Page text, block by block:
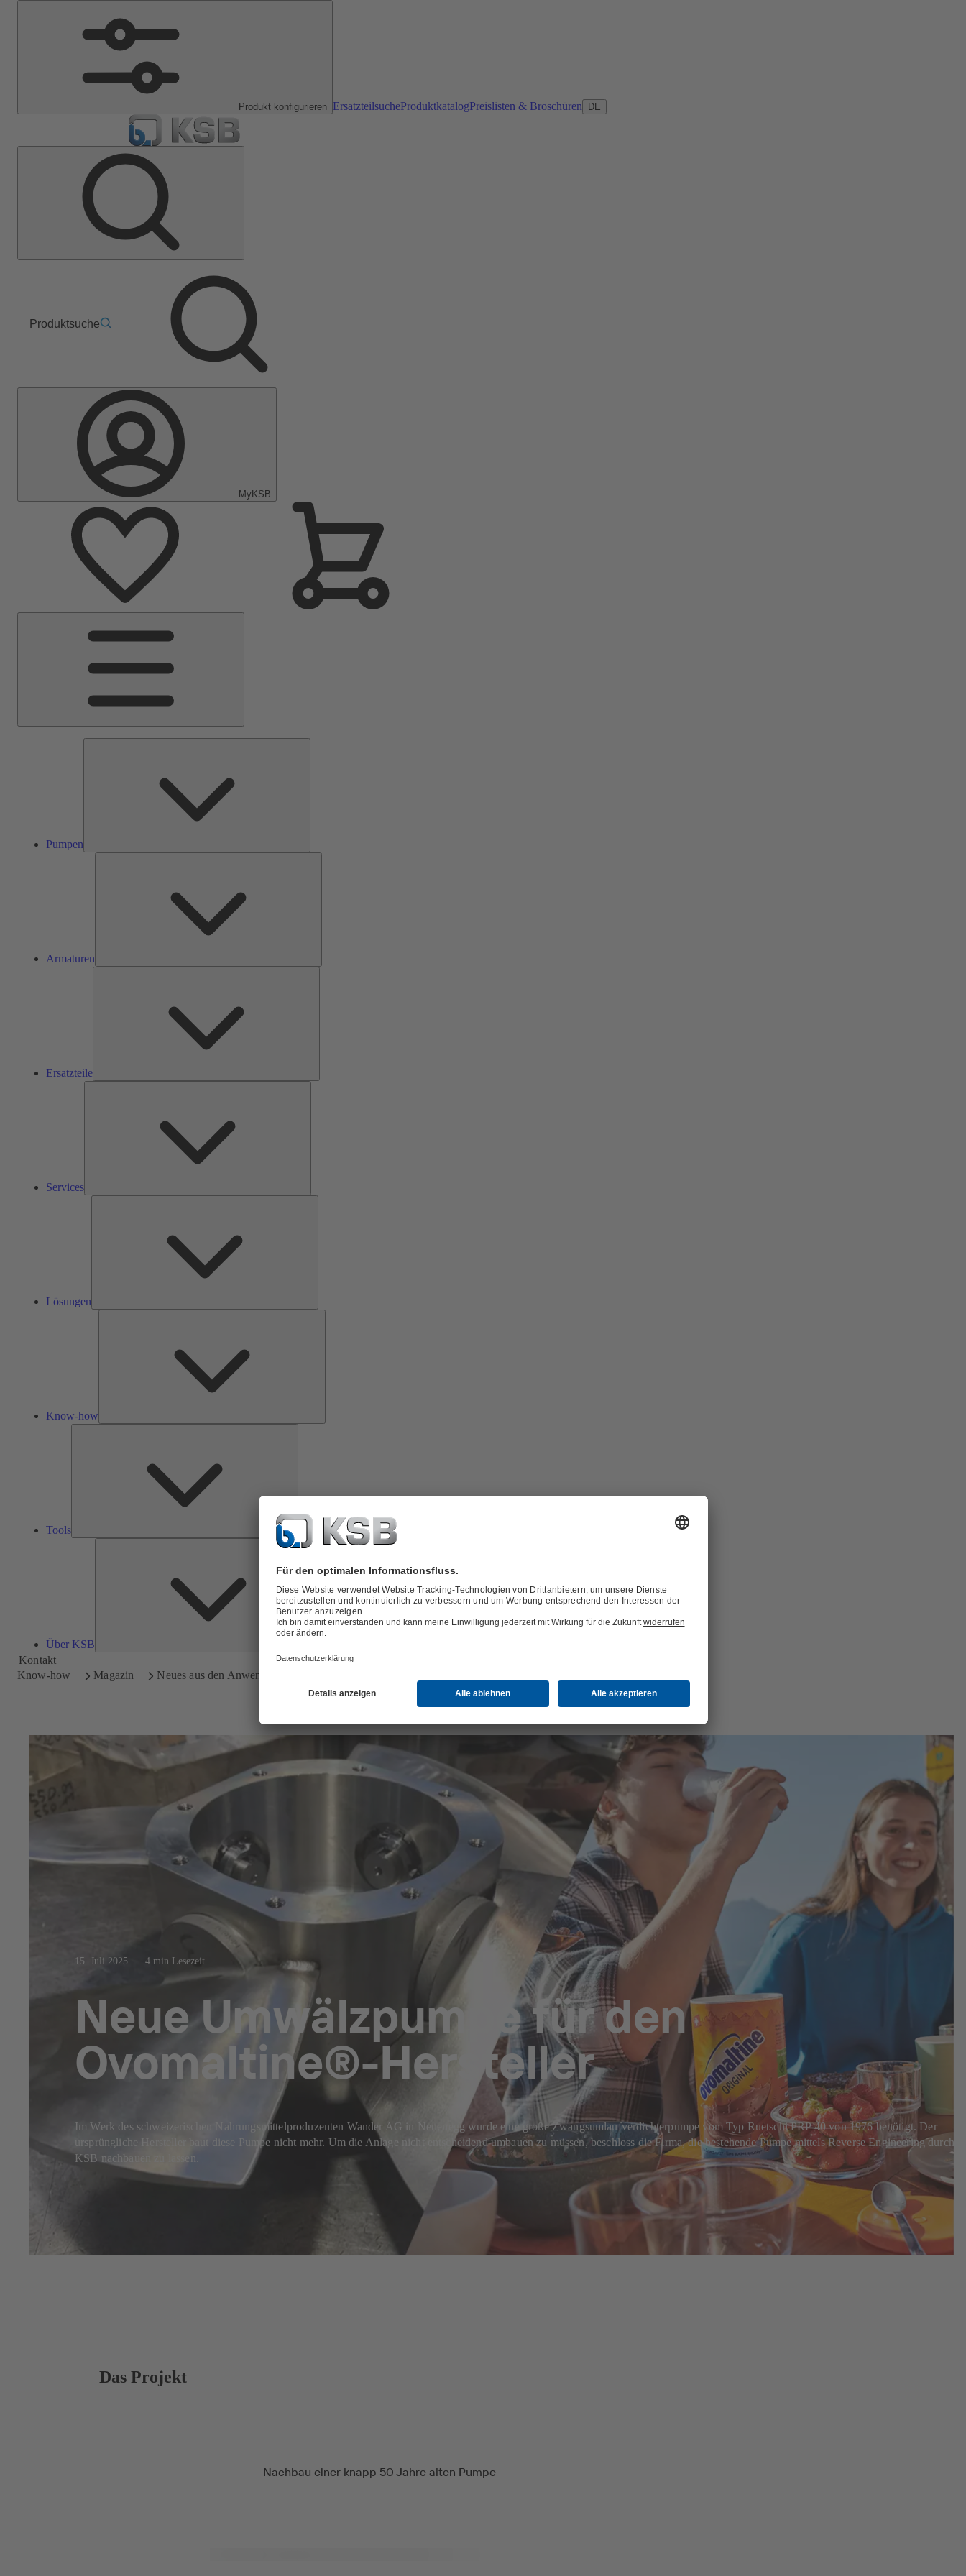
Produkt konfigurieren ErsatzteilsucheProduktkatalogPreislisten & Broschüren DE
Produktsuche
MyKSB
Pumpen
Armaturen
Ersatzteile
Services
Lösungen
Know-how
Tools
Über KSB
Über
Kontakt
Know-how
Magazin Neues aus den Anwendungen
15. Juli 2025 4 min Lesezeit
Neue Umwälzpumpe für den
Ovomaltine®-Hersteller
Im Werk des schweizerischen Nahrungsmittelproduzenten Wander AG in Neuenegg wurde eine große Zwangsumlaufverdichterpumpe vom Typ Ruetschi PRP 40 von 1976 benötigt. Der
ursprüngliche Hersteller baut diese Pumpe nicht mehr. Um die Anlage nicht entscheidend umbauen zu müssen, beschloss die Firma, die bestehende Pumpe mittels Reverse Engineering durch
KSB nachbauen zu lassen.
Das Projekt
Nachbau einer knapp 50 Jahre alten Pumpe